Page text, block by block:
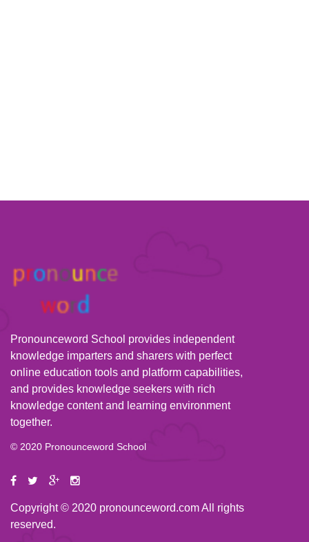
Pronounceword School provides independent
knowledge imparters and sharers with perfect
online education tools and platform capabilities,
and provides knowledge seekers with rich
knowledge content and learning environment
together.
© 2020 Pronounceword School
Copyright © 2020 pronounceword.com All rights
reserved.